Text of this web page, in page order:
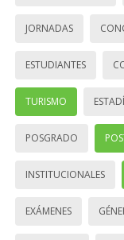
JORNADAS
ESTUDIANTES
TURISMO
POSGRADO
INSTITUCIONALES
EXÁMENES